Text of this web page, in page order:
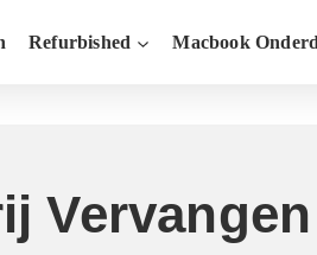
Refurbished Macbook